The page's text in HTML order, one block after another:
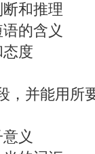
断和推理
的含义
态度
，并能用所
义